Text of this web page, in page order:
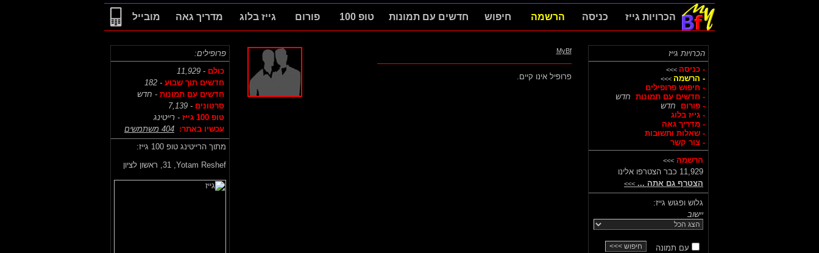
הכרויות גייז כניסה הרשמה חיפוש חדשים עם תמונות טופ 100 פורום גייז בלוג מדריך גאה מובייל
הכרויות גייז
- כניסה >>>
- הרשמה >>>
- חיפוש פרופילים
- חדשים עם תמונות חדש
- פורום
חדש
- גייז בלוג
- מדריך גאה
- שאלות ותשובות
- צור קשר
הרשמה >>>
11,929 כבר הצטרפו אלינו
הצטרף גם אתה ... >>>
גלוש ופגוש גייז:
יישוב
עם תמונה
MyBf
פרופיל אינו קיים.
פרופילים:
כולם - 11,929
חדשים תוך שבוע - 182
חדשים עם תמונות - חדש
סרטונים - 7,139
טופ 100 גייז
- רייטינג
עכשיו באתר: 404 משתמשים
מתוך הרייטינג טופ 100 גייז:
Yotam Reshef, 31, ראשון לציון